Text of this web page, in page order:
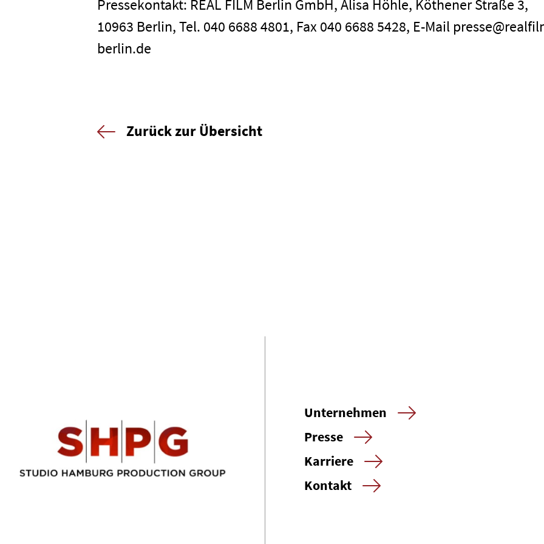
Pressekontakt: REAL FILM Berlin GmbH, Alisa Höhle, Köthener Straße 3,
10963 Berlin, Tel. 040 6688 4801, Fax 040 6688 5428, E-Mail
berlin.de
Zurück zur Übersicht
Unternehmen
Presse
Karriere
Kontakt